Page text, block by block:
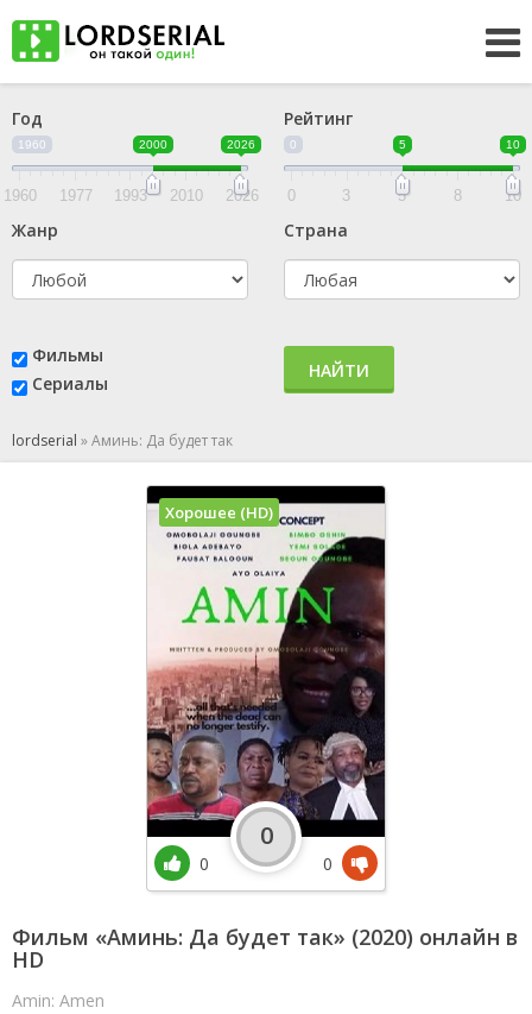
Год
1960 2000 2026
1960 1977 1993 2010 2026
Рейтинг
0 5 10
0 3 5 8 10
Жанр Страна
Фильмы
Сериалы
НАЙТИ
lordserial »Аминь: Да будет так
Фильм «Аминь: Да будет так» (2020) онлайн в
HD
Amin: Amen
Хорошее (HD)
0
0
0